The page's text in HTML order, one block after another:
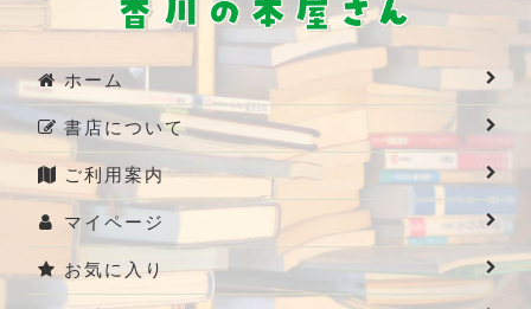
美術・アート
3000円～5000円
3000円～5000円の本
ホーム
書店について
ご利用案内
マイページ
お気に入り